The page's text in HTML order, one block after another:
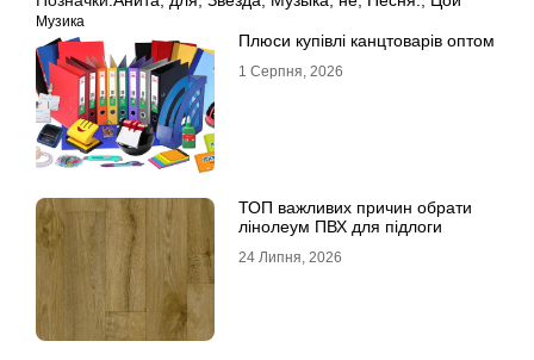
Музика
Плюси купівлі канцтоварів оптом
1 Серпня, 2026
ТОП важливих причин обрати
лінолеум ПВХ для підлоги
24 Липня, 2026